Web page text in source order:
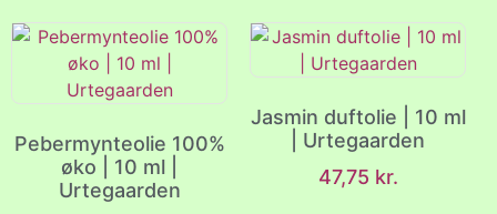
Pebermynteolie 100%
øko | 10 ml |
Urtegaarden
Jasmin duftolie | 10 ml
| Urtegaarden
47,75 kr.